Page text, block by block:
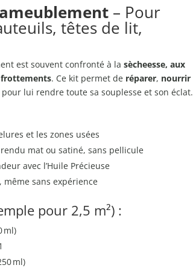
– Pour
têtes de lit,
est souvent confronté à lasècheesse, aux
frottements. Ce kit permet de réparer, nourrir
lui rendre toute sa souplesse et son éclat.
et les zones usées
mat ou satiné, sans pellicule
avec l’Huile Précieuse
sans expérience
pour 2,5 m²) :
ml)
ml)